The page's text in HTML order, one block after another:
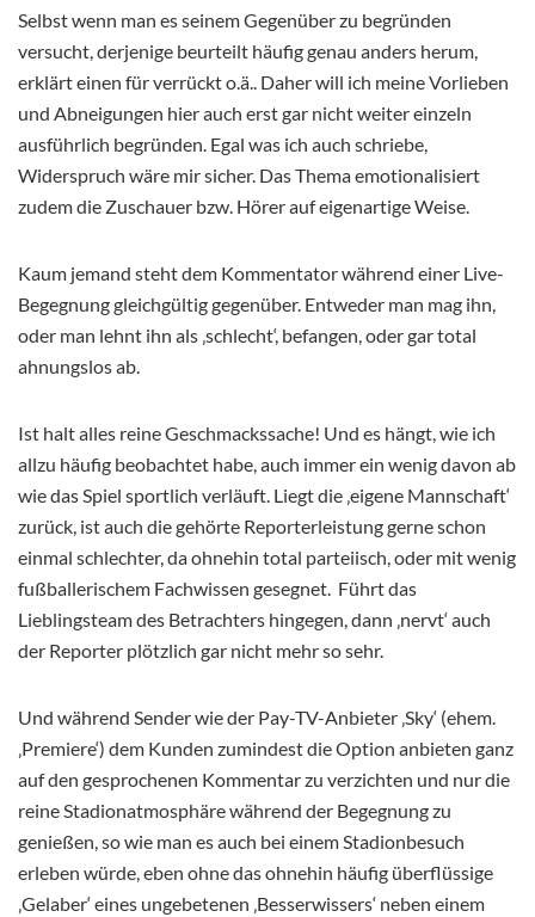
Selbst wenn man es seinem Gegenüber zu begründen
versucht, derjenige beurteilt häufig genau anders herum,
erklärt einen für verrückt o.ä.. Daher will ich meine Vorlieben
und Abneigungen hier auch erst gar nicht weiter einzeln
ausführlich begründen. Egal was ich auch schriebe,
Widerspruch wäre mir sicher. Das Thema emotionalisiert
zudem die Zuschauer bzw. Hörer auf eigenartige Weise.
Kaum jemand steht dem Kommentator während einer Live-
Begegnung gleichgültig gegenüber. Entweder man mag ihn,
oder man lehnt ihn als ‚schlecht‘, befangen, oder gar total
ahnungslos ab.
Ist halt alles reine Geschmackssache! Und es hängt, wie ich
allzu häufig beobachtet habe, auch immer ein wenig davon ab
wie das Spiel sportlich verläuft. Liegt die ‚eigene Mannschaft‘
zurück, ist auch die gehörte Reporterleistung gerne schon
einmal schlechter, da ohnehin total parteiisch, oder mit wenig
fußballerischem Fachwissen gesegnet. Führt das
Lieblingsteam des Betrachters hingegen, dann ‚nervt‘ auch
der Reporter plötzlich gar nicht mehr so sehr.
Und während Sender wie der Pay-TV-Anbieter ‚Sky‘ (ehem.
‚Premiere‘) dem Kunden zumindest die Option anbieten ganz
auf den gesprochenen Kommentar zu verzichten und nur die
reine Stadionatmosphäre während der Begegnung zu
genießen, so wie man es auch bei einem Stadionbesuch
erleben würde, eben ohne das ohnehin häufig überflüssige
‚Gelaber‘ eines ungebetenen ‚Besserwissers‘ neben einem